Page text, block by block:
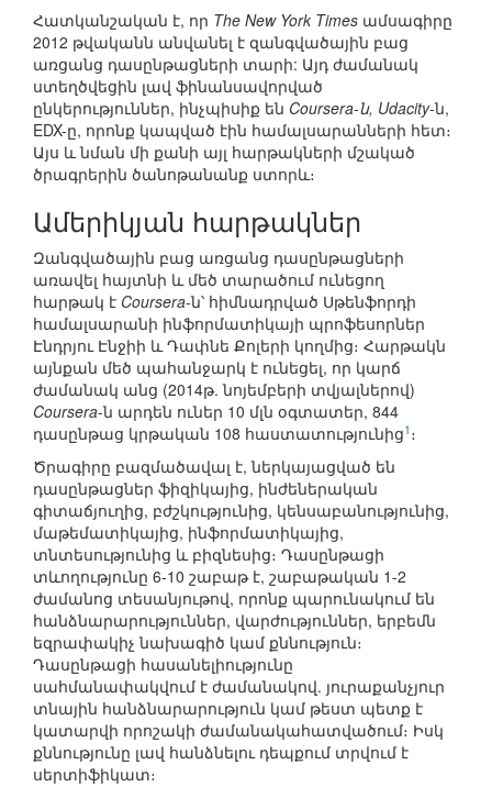
Հատկանշական է, որ The New York Times ամսագիրը
2012 թվականն անվանել է զանգվածային բաց
առցանց դասընթացների տարի: Այդ ժամանակ
ստեղծվեցին լավ ֆինանսավորված
ընկերություններ, ինչպիսիք են Coursera-ն, Udacity-ն,
EDX-ը, որոնք կապված էին համալսարանների հետ։
Այս և նման մի քանի այլ հարթակների մշակած
ծրագրերին ծանոթանանք ստորև։
Ամերիկյան հարթակներ
Զանգվածային բաց առցանց դասընթացների
առավել հայտնի և մեծ տարածում ունեցող
հարթակ է Coursera-ն՝ հիմնադրված Սթենֆորդի
համալսարանի ինֆորմատիկայի պրոֆեսորներ
Էնդրյու Էնջիի և Դափնե Քոլերի կողմից։ Հարթակն
այնքան մեծ պահանջարկ է ունեցել, որ կարճ
ժամանակ անց (2014թ. նոյեմբերի տվյալներով)
Coursera-ն արդեն ուներ 10 մլն օգտատեր, 844
դասընթաց կրթական 108 հաստատությունից1 ։
Ծրագիրը բազմածավալ է, ներկայացված են
դասընթացներ ֆիզիկայից, ինժեներական
գիտաճյուղից, բժշկությունից, կենսաբանությունից,
մաթեմատիկայից, ինֆորմատիկայից,
տնտեսությունից և բիզնեսից։ Դասընթացի
տևողությունը 6-10 շաբաթ է, շաբաթական 1-2
ժամանոց տեսանյութով, որոնք պարունակում են
հանձնարարություններ, վարժություններ, երբեմն
եզրափակիչ նախագիծ կամ քննություն։
Դասընթացի հասանելիությունը
սահմանափակվում է ժամանակով. յուրաքանչյուր
տնային հանձնարարություն կամ թեստ պետք է
կատարվի որոշակի ժամանակահատվածում։ Իսկ
քննությունը լավ հանձնելու դեպքում տրվում է
սերտիֆիկատ։